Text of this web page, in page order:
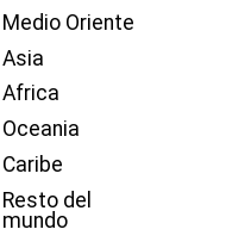
Medio Oriente
Asia
Africa
Oceania
Caribe
Resto del
mundo